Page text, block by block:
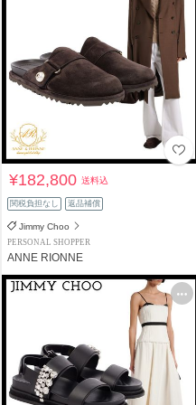
¥182,800送料込
関税負担なし 返品補償
Jimmy Choo
PERSONAL SHOPPER
ANNE RIONNE